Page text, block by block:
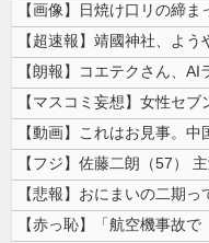
【画像】日焼け口リの締
【超速報】靖國神社、よ
【動画】これはお見事。